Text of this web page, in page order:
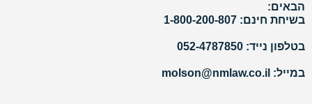
הבאים:
בשיחת חינם: 1-800-200-807
בטלפון נייד: 052-4787850
במייל: molson@nmlaw.co.il